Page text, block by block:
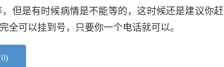
但是有时候病情是不能等的，这时候还是建议你赶
全可以挂到号，只要你一个电话就可以。
0)